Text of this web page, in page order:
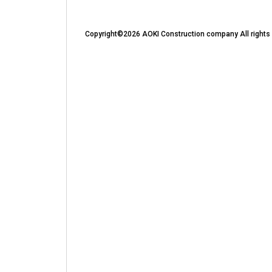
Copyright©2026 AOKI Construction company All rights